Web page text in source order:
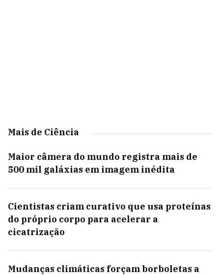
Mais de Ciência
Maior câmera do mundo registra mais de
500 mil galáxias em imagem inédita
Cientistas criam curativo que usa proteínas
do próprio corpo para acelerar a
cicatrização
Mudanças climáticas forçam borboletas a